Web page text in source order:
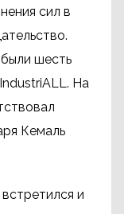
сил в
шесть
На
Кемаль
и